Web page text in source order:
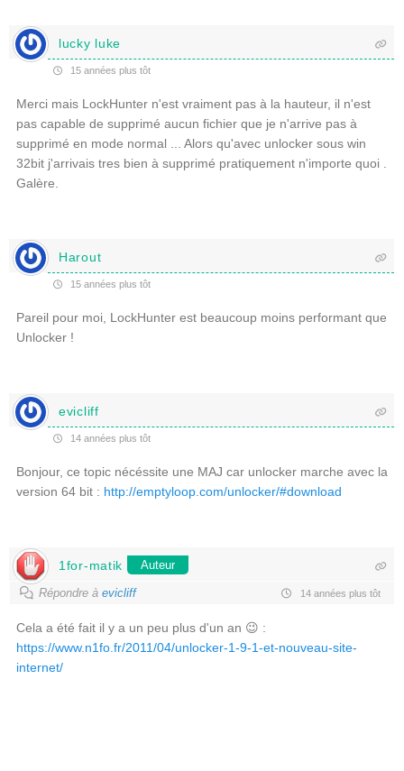
lucky luke
15 années plus tôt
Merci mais LockHunter n'est vraiment pas à la hauteur, il n'est
pas capable de supprimé aucun fichier que je n'arrive pas à
supprimé en mode normal ... Alors qu'avec unlocker sous win
32bit j'arrivais tres bien à supprimé pratiquement n'importe quoi .
Galère.
Harout
15 années plus tôt
Pareil pour moi, LockHunter est beaucoup moins performant que
Unlocker !
evicliff
14 années plus tôt
Bonjour, ce topic nécéssite une MAJ car unlocker marche avec la
version 64 bit : http://emptyloop.com/unlocker/#download
1for-matik Auteur
Répondre àevicliff 14 années plus tôt
Cela a été fait il y a un peu plus d'un an 😉 :
https://www.n1fo.fr/2011/04/unlocker-1-9-1-et-nouveau-site-
internet/